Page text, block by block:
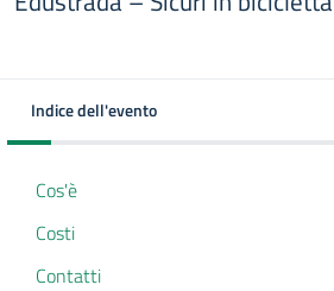
Indice dell'evento
Cos'è
Costi
Contatti